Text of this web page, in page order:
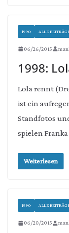
1990 ALLE
06/26/2015
1998:
Lola rennt
ist ein
Standfotos
spielen
Weiterlesen
1990 ALLE
06/20/2015